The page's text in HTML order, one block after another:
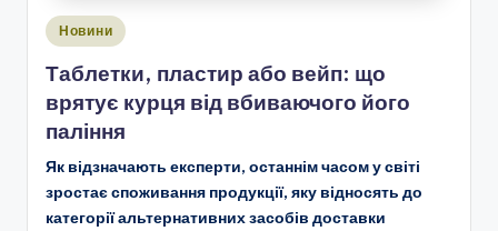
Опубліковано
Новини
Таблетки, пластир або вейп: що
врятує курця від вбиваючого його
паління
Як відзначають експерти, останнім часом у світі
зростає споживання продукції, яку відносять до
категорії альтернативних засобів доставки